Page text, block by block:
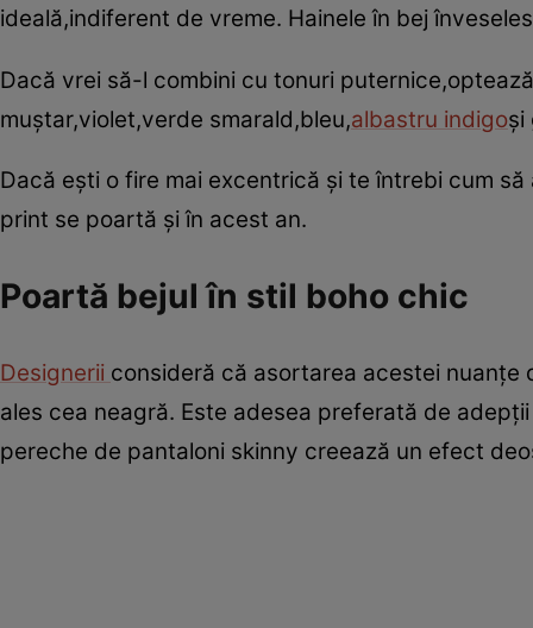
ideală,indiferent de vreme. Hainele în bej
Dacă vrei să-l combini cu tonuri
muştar,violet,verde smarald,bleu,albastru indigoşi
Dacă eşti o fire mai excentrică şi te întrebi cum
print se poartă şi în acest an.
Poartă bejul în stil boho chic
Designerii consideră că asortarea acestei nuanţe
ales cea neagră. Este adesea preferată de
pereche de pantaloni skinny creează un efect